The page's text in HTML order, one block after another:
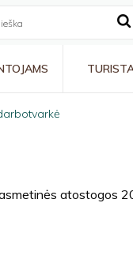
atostogos